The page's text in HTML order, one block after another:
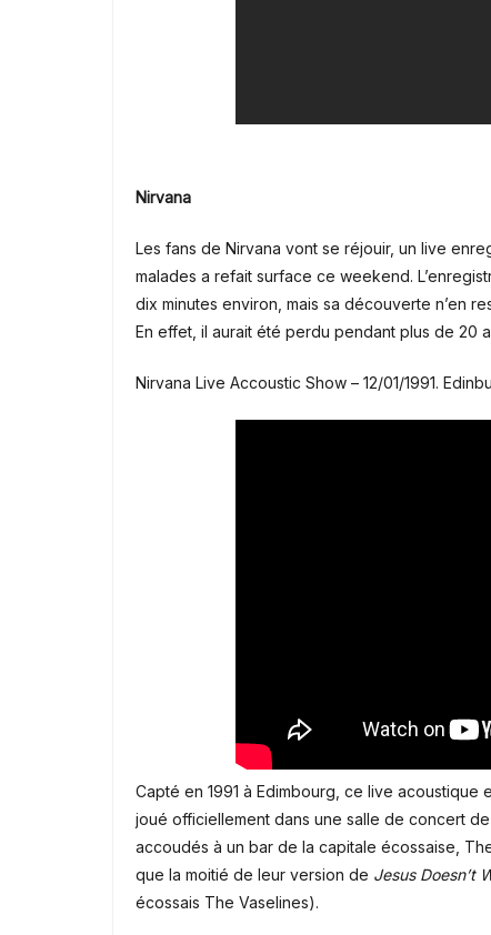
Nirvana
Les fans de Nirvana vont se réjouir, un live
malades a refait surface ce weekend.
dix minutes environ, mais sa découverte n’en
En effet, il aurait été perdu pendant plus de 20
Nirvana Live Accoustic Show – 12/01/1991.
Capté en 1991 à Edimbourg, ce live
joué officiellement dans une salle de concert
accoudés à un bar de la capitale écossaise,
que la moitié de leur version de Jesus Doesn’t
écossais The Vaselines).